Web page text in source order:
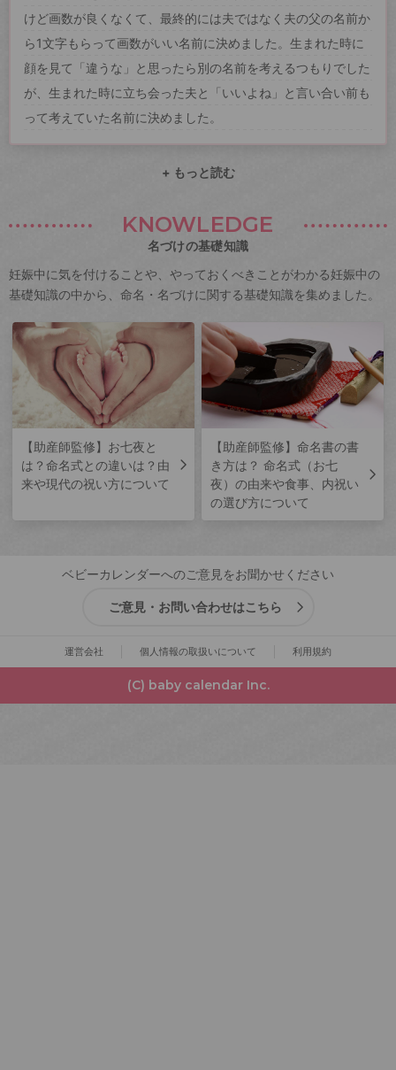
けど画数が良くなくて、最終的には夫ではなく夫の父の名前か
ら1文字もらって画数がいい名前に決めました。生まれた時に
顔を見て「違うな」と思ったら別の名前を考えるつもりでした
が、生まれた時に立ち会った夫と「いいよね」と言い合い前も
って考えていた名前に決めました。
+ もっと読む
KNOWLEDGE
名づけの基礎知識
妊娠中に気を付けることや、やっておくべきことがわかる妊娠中の
基礎知識の中から、命名・名づけに関する基礎知識を集めました。
【助産師監修】お七夜と
は？命名式との違いは？由
来や現代の祝い方について
【助産師監修】命名書の書
き方は？ 命名式（お七
夜）の由来や食事、内祝い
の選び方について
ベビーカレンダーへのご意見をお聞かせください
ご意見・お問い合わせはこちら
運営会社 個人情報の取扱いについて 利用規約
(C) baby calendar Inc.